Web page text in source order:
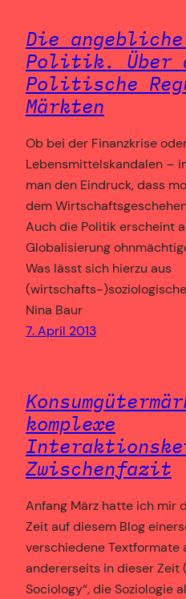
Die angebliche
Politik. Über
Politische
Märkten
Ob bei der Finanzkrise
Lebensmittelskandalen –
man den Eindruck, dass
dem
Auch die Politik erscheint
Globalisierung
Was lässt sich hierzu aus
(wirtschafts-
Nina Baur
7. April 2013
komplexe
Zwischenfazit
Anfang März hatte ich mir
Zeit auf diesem Blog
verschiedene Textformate
andererseits in dieser Zeit
Sociology“, die Soziologie